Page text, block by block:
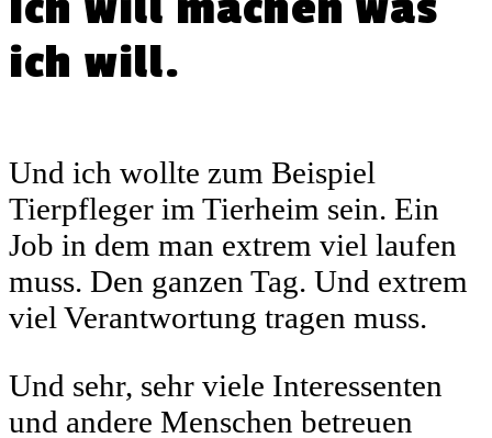
ich will.
Und ich wollte zum Beispiel
Tierpfleger im Tierheim sein. Ein
Job in dem man extrem viel laufen
muss. Den ganzen Tag. Und extrem
viel Verantwortung tragen muss.
Und sehr, sehr viele Interessenten
und andere Menschen betreuen